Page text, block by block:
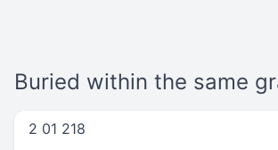
Buried within the same
2 01 218